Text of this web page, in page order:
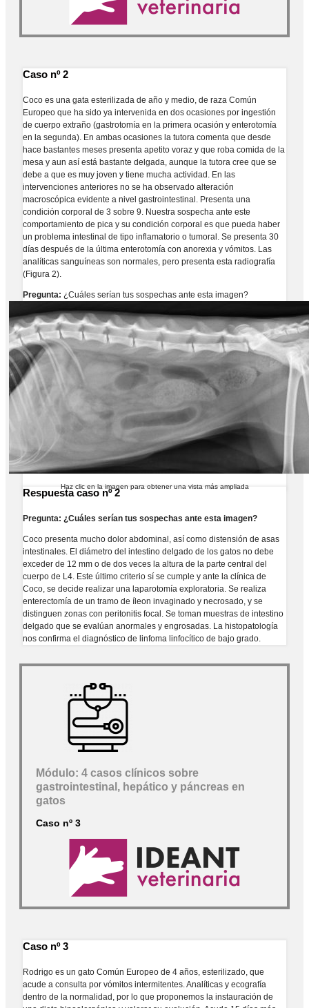
Caso nº 2
Coco es una gata esterilizada de año y medio, de raza Común
Europeo que ha sido ya intervenida en dos ocasiones por ingestión
de cuerpo extraño (gastrotomía en la primera ocasión y enterotomía
en la segunda). En ambas ocasiones la tutora comenta que desde
hace bastantes meses presenta apetito voraz y que roba comida de la
mesa y aun así está bastante delgada, aunque la tutora cree que se
debe a que es muy joven y tiene mucha actividad. En las
intervenciones anteriores no se ha observado alteración
macroscópica evidente a nivel gastrointestinal. Presenta una
condición corporal de 3 sobre 9. Nuestra sospecha ante este
comportamiento de pica y su condición corporal es que pueda haber
un problema intestinal de tipo inflamatorio o tumoral. Se presenta 30
días después de la última enterotomía con anorexia y vómitos. Las
analíticas sanguíneas son normales, pero presenta esta radiografía
(Figura 2).
Pregunta: ¿Cuáles serían tus sospechas ante esta imagen?
Haz clic en la imagen para obtener una vista más ampliada
Respuesta caso nº 2
Pregunta: ¿Cuáles serían tus sospechas ante esta imagen?
Coco presenta mucho dolor abdominal, así como distensión de asas
intestinales. El diámetro del intestino delgado de los gatos no debe
exceder de 12 mm o de dos veces la altura de la parte central del
cuerpo de L4. Este último criterio sí se cumple y ante la clínica de
Coco, se decide realizar una laparotomía exploratoria. Se realiza
enterectomía de un tramo de íleon invaginado y necrosado, y se
distinguen zonas con peritonitis focal. Se toman muestras de intestino
delgado que se evalúan anormales y engrosadas. La histopatología
nos confirma el diagnóstico de linfoma linfocítico de bajo grado.
Módulo: 4 casos clínicos sobre
gastrointestinal, hepático y páncreas en
gatos
Caso nº 3
Caso nº 3
Rodrigo es un gato Común Europeo de 4 años, esterilizado, que
acude a consulta por vómitos intermitentes. Analíticas y ecografía
dentro de la normalidad, por lo que proponemos la instauración de